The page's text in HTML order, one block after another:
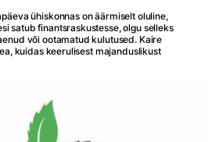
ühiskonnas on äärmiselt oluline,
satub finantsraskustesse, olgu selleks
või ootamatud kulutused. Kaire
kuidas keerulisest majanduslikust